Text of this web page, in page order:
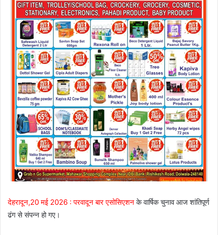
देहरादून,20 मई 2026 : परवादून बार एसोसिएशनके वार्षिक चुनाव आज शांतिपूर्ण
ढंग से संपन्न हो गए।